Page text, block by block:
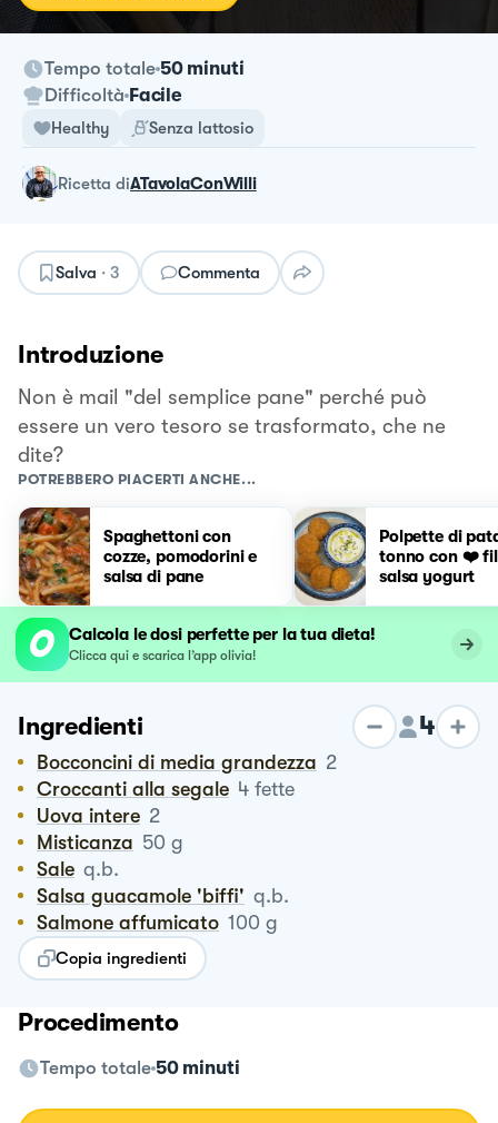
Tempo totale 50 minuti
Difficoltà Facile
Healthy Senza lattosio
ricetta diATavolaConWilli
Salva · 3 Commenta
Introduzione
Non è mail "del semplice pane" perché può
essere un vero tesoro se trasformato, che ne
dite?
POTREBBERO PIACERTI ANCHE...
Spaghettoni con
cozze, pomodorini e
salsa di pane
Polpette di
tonno con ❤️
salsa yogurt
Calcola le dosi perfette per la tua dieta!
Clicca qui e scarica l’app olivia!
Ingredienti 4
Bocconcini di media grandezza 2
Croccanti alla segale 4 fette
Uova intere 2
Misticanza 50 g
Sale q.b.
Salsa guacamole 'biffi' q.b.
Salmone affumicato 100 g
Copia ingredienti
Procedimento
Tempo totale 50 minuti